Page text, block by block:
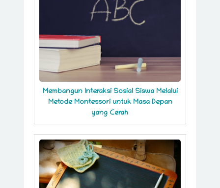
Membangun Interaksi Sosial Siswa Melalui
Metode Montessori untuk Masa Depan
yang Cerah